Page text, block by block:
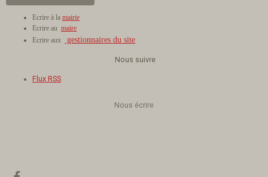
Nous écrire
Ecrire à la mairie
Ecrire au maire
Ecrire aux
gestionnaires du site
Nous suivre
Flux RSS